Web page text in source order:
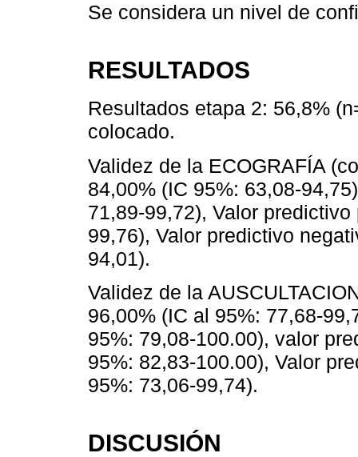
Se considera un nivel de
RESULTADOS
Resultados etapa 2: 56,8%
colocado.
Validez de la ECOGRAFÍA
84,00% (IC 95%: 63,08-
71,89-99,72), Valor
99,76), Valor predictivo
94,01).
Validez de la
96,00% (IC al 95%: 77,68-
95%: 79,08-100.00), valor
95%: 82,83-100.00), Valor
95%: 73,06-99,74).
DISCUSIÓN